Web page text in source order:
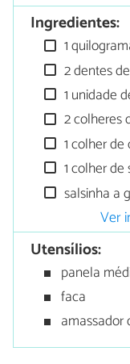
Ingredientes:
1
2 dentes
1 unidade
2 colheres
1 colher
1 colher
salsinha a
Ver
Utensílios:
panela
faca
amassador